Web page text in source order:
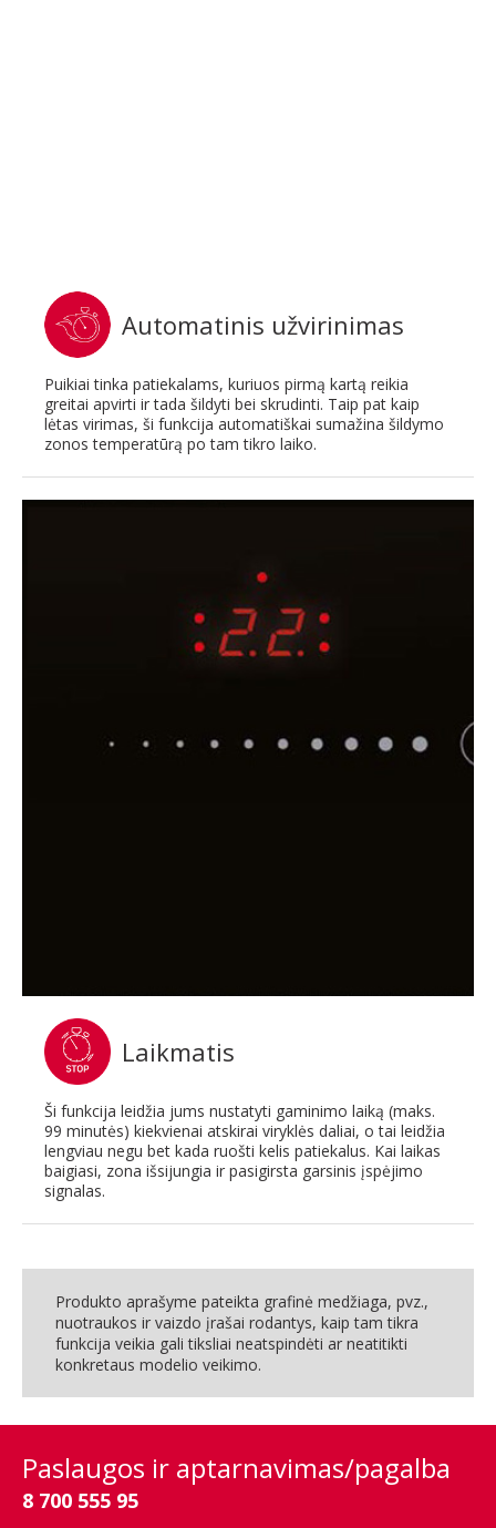
Automatinis užvirinimas
Puikiai tinka patiekalams, kuriuos pirmą kartą reikia
greitai apvirti ir tada šildyti bei skrudinti. Taip pat kaip
lėtas virimas, ši funkcija automatiškai sumažina šildymo
zonos temperatūrą po tam tikro laiko.
Laikmatis
Ši funkcija leidžia jums nustatyti gaminimo laiką (maks.
99 minutės) kiekvienai atskirai viryklės daliai, o tai leidžia
lengviau negu bet kada ruošti kelis patiekalus. Kai laikas
baigiasi, zona išsijungia ir pasigirsta garsinis įspėjimo
signalas.
Produkto aprašyme pateikta grafinė medžiaga, pvz.,
nuotraukos ir vaizdo įrašai rodantys, kaip tam tikra
funkcija veikia gali tiksliai neatspindėti ar neatitikti
konkretaus modelio veikimo.
Paslaugos ir aptarnavimas/pagalba
8 700 555 95